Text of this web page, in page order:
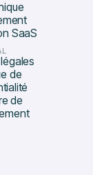
SaaS
de
de